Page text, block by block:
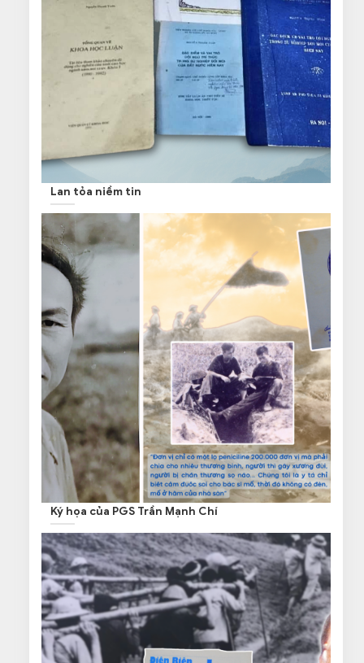
Lan tỏa niềm tin
Ký họa của PGS Trần Mạnh Chí